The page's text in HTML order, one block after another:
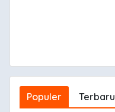
Populer Terbaru